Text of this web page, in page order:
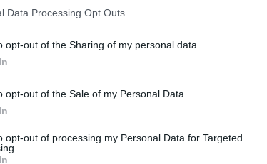
Data Processing Opt Outs
opt-out of the Sharing of my personal data.
opt-out of the Sale of my Personal Data.
opt-out of processing my Personal Data for Targeted
de úgy gondolja, nem mindig van rá jó
a nyüzsgéstől távolabb él. Jelenlegi házától
így rendesen át kell gondolnia, hogy elinduljon-e
bolt is 30 kilométerre van.
Plusz próbálok jól bánni az időmmel. Ha már
programot leszervezni. Tegnap is fel kellett
volt az Orfeumban, de akkor már beiktattam egy
az utóbbi elmaradt. Vagyis lemondtam, és